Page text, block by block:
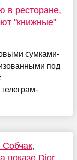
в ресторане,
"книжные"
сумками-
под
показе Dior